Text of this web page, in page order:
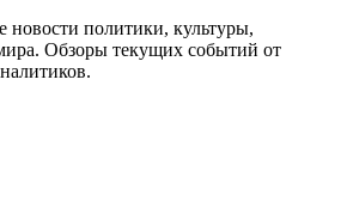
новости политики, культуры,
Обзоры текущих событий от